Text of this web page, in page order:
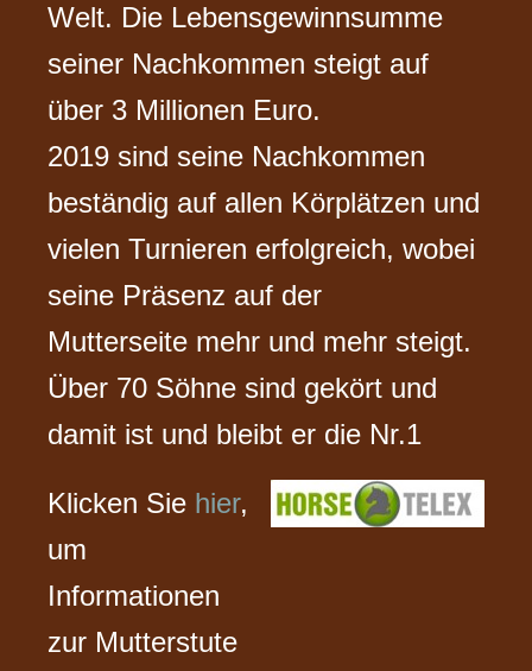
Welt. Die Lebensgewinnsumme
seiner Nachkommen steigt auf
über 3 Millionen Euro.
2019 sind seine Nachkommen
beständig auf allen Körplätzen und
vielen Turnieren erfolgreich, wobei
seine Präsenz auf der
Mutterseite mehr und mehr steigt.
Über 70 Söhne sind gekört und
damit ist und bleibt er die Nr.1
Klicken Sie hier,
um
Informationen
zur Mutterstute